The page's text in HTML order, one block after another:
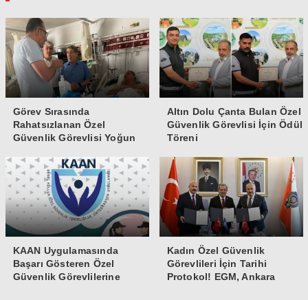
Görev Sırasında
Rahatsızlanan Özel
Güvenlik Görevlisi Yoğun
Altın Dolu Çanta Bulan Özel
Güvenlik Görevlisi İçin Ödül
Töreni
KAAN Uygulamasında
Başarı Gösteren Özel
Güvenlik Görevlilerine
Kadın Özel Güvenlik
Görevlileri İçin Tarihi
Protokol! EGM, Ankara